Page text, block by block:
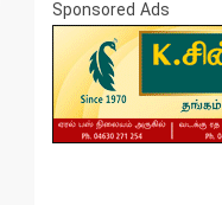
Sponsored Ads